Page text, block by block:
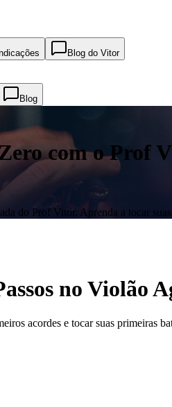
Blog do Vitor
Blog
com o Prof
do Prof Vitor. Aprenda a tocar
no Violão
acordes e tocar suas primeiras